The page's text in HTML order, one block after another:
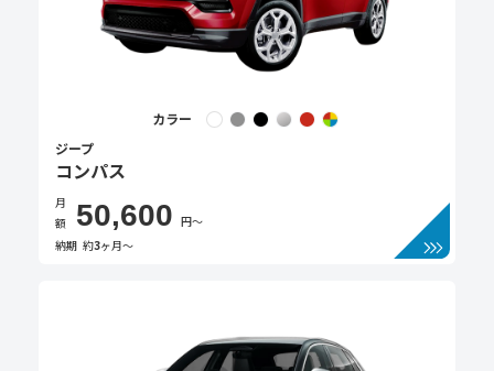
カラー
ジープ
コンパス
月
額
50,600 円〜
納期 約3ヶ月〜